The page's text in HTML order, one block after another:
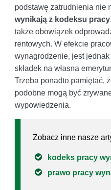
podstawę zatrudnienia nie
wynikają z kodeksu pracy
także obowiązek
rentowych. W efekcie
wynagrodzenie, jest
składek na własna
Trzeba ponadto pamiętać,
podobne mogą być
wypowiedzenia.
Zobacz inne nasze
kodeks pracy
prawo pracy